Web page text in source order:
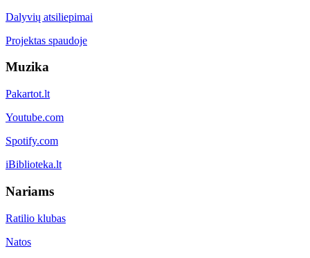
Dalyvių atsiliepimai
Projektas spaudoje
Muzika
Pakartot.lt
Youtube.com
Spotify.com
iBiblioteka.lt
Nariams
Ratilio klubas
Natos